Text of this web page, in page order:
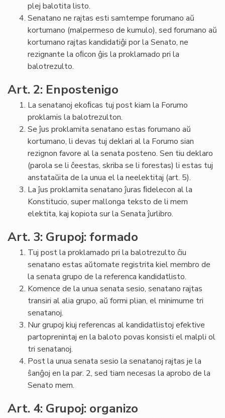
plej balotita listo.
Senatano ne rajtas esti samtempe forumano aŭ
kortumano (malpermeso de kumulo), sed forumano aŭ
kortumano rajtas kandidatiĝi por la Senato, ne
rezignante la oﬁcon ĝis la proklamado pri la
balotrezulto.
Art. 2: Enpostenigo
La senatanoj ekoﬁcas tuj post kiam la Forumo
proklamis la balotrezulton.
Se ĵus proklamita senatano estas forumano aŭ
kortumano, li devas tuj deklari al la Forumo sian
rezignon favore al la senata posteno. Sen tiu deklaro
(parola se li ĉeestas, skriba se li forestas) li estas tuj
anstataŭita de la unua el la neelektitaj (art. 5).
La ĵus proklamita senatano ĵuras ﬁdelecon al la
Konstitucio, super mallonga teksto de li mem
elektita, kaj kopiota sur la Senata ĵurlibro.
Art. 3: Grupoj: formado
Tuj post la proklamado pri la balotrezulto ĉiu
senatano estas aŭtomate registrita kiel membro de
la senata grupo de la referenca kandidatlisto.
Komence de la unua senata sesio, senatano rajtas
transiri al alia grupo, aŭ formi plian, el minimume tri
senatanoj.
Nur grupoj kiuj referencas al kandidatlistoj efektive
partoprenintaj en la baloto povas konsisti el malpli ol
tri senatanoj.
Post la unua senata sesio la senatanoj rajtas je la
ŝanĝoj en la par. 2, sed tiam necesas la aprobo de la
Senato mem.
Art. 4: Grupoj: organizo